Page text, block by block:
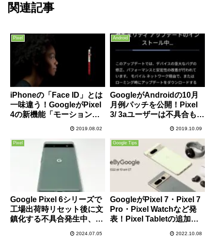
関連記事
Pixel
iPhoneの「Face ID」とは
一味違う！GoogleがPixel
4の新機能「モーションセ
2019.08.02
Android
GoogleがAndroidの10月
月例パッチを公開！Pixel
3/ 3aユーザーは不具合も改
2019.10.09
Pixel
Google Pixel 6シリーズで
工場出荷時リセット後に文
鎮化する不具合発生中、暫
2024.07.05
Google Tips
GoogleがPixel 7・Pixel 7
Pro・Pixel Watchなど発
表！Pixel Tabletの追加情
2022.10.08